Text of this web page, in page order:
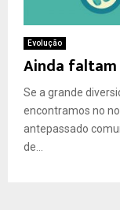
Evolução
Ainda faltam
Se a grande
encontramos no
antepassado
de...